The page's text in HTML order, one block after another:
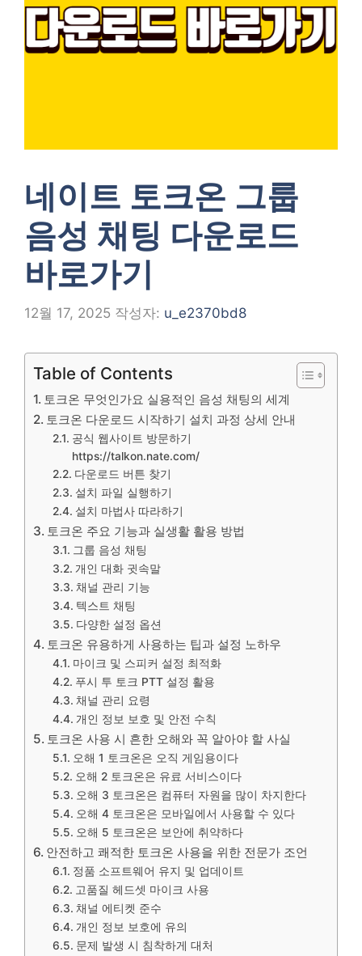
네이트 토크온 그룹
음성 채팅 다운로드
바로가기
12월 17, 2025 작성자: u_e2370bd8
Table of Contents
토크온 무엇인가요 실용적인 음성 채팅의 세계
토크온 다운로드 시작하기 설치 과정 상세 안내
공식 웹사이트 방문하기
https://talkon.nate.com/
다운로드 버튼 찾기
설치 파일 실행하기
설치 마법사 따라하기
토크온 주요 기능과 실생활 활용 방법
그룹 음성 채팅
개인 대화 귓속말
채널 관리 기능
텍스트 채팅
다양한 설정 옵션
토크온 유용하게 사용하는 팁과 설정 노하우
마이크 및 스피커 설정 최적화
푸시 투 토크 PTT 설정 활용
채널 관리 요령
개인 정보 보호 및 안전 수칙
토크온 사용 시 흔한 오해와 꼭 알아야 할 사실
오해 1 토크온은 오직 게임용이다
오해 2 토크온은 유료 서비스이다
오해 3 토크온은 컴퓨터 자원을 많이 차지한다
오해 4 토크온은 모바일에서 사용할 수 있다
오해 5 토크온은 보안에 취약하다
안전하고 쾌적한 토크온 사용을 위한 전문가 조언
정품 소프트웨어 유지 및 업데이트
고품질 헤드셋 마이크 사용
채널 에티켓 준수
개인 정보 보호에 유의
문제 발생 시 침착하게 대처